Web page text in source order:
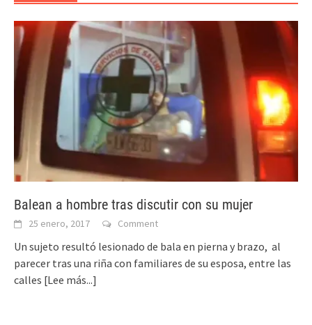
Balean a hombre tras discutir con su mujer
25 enero, 2017 Comment
Un sujeto resultó lesionado de bala en pierna y brazo, al
parecer tras una riña con familiares de su esposa, entre las
calles [Lee más...]